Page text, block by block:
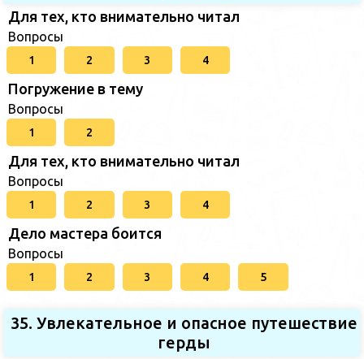
Для тех, кто внимательно читал
Вопросы
1 2 3 4
Погружение в тему
Вопросы
1 2
Для тех, кто внимательно читал
Вопросы
1 2 3 4
Дело мастера боится
Вопросы
1 2 3 4 5
35. Увлекательное и опасное путешествие
герды